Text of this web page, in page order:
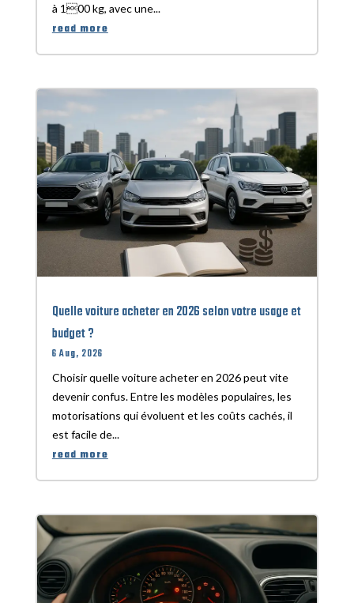
à 100 kg, avec une...
read more
Quelle voiture acheter en 2026 selon votre usage et
budget ?
6 Aug, 2026
Choisir quelle voiture acheter en 2026 peut vite
devenir confus. Entre les modèles populaires, les
motorisations qui évoluent et les coûts cachés, il
est facile de...
read more